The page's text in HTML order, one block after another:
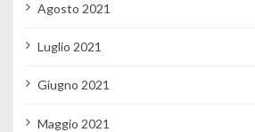
Agosto 2021
Luglio 2021
Giugno 2021
Maggio 2021